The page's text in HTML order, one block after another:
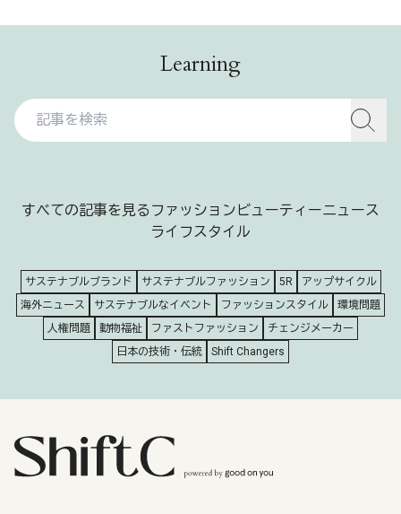
Learning
すべての記事を見る ファッション ビューティーニュース
ライフスタイル
サステナブルブランド サステナブルファッション 5R
アップサイクル
海外ニュース
サステナブルなイベント ファッションスタイル
環境問題
人権問題
動物福祉 ファストファッション
チェンジメーカー
日本の技術・伝統
Shift Changers